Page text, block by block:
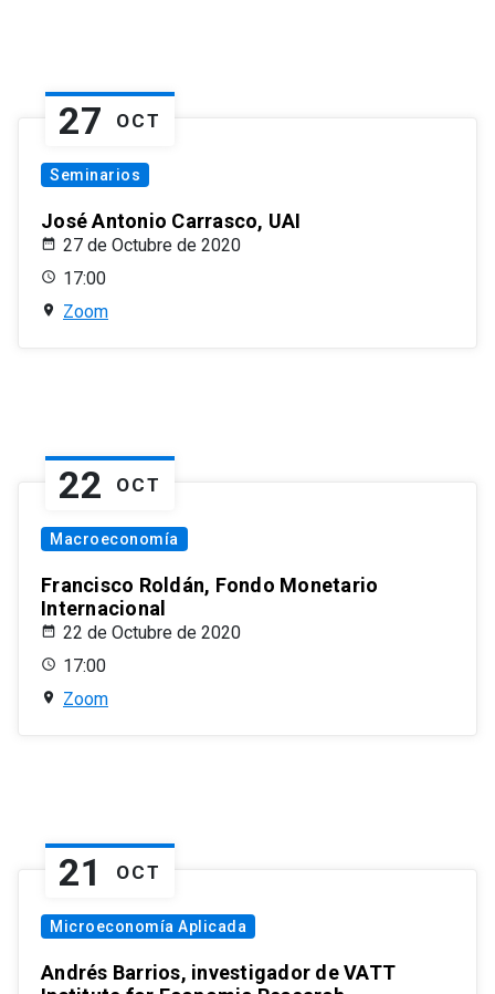
27 OCT
Seminarios
José Antonio Carrasco, UAI
27 de Octubre de 2020
17:00
Zoom
22 OCT
Macroeconomía
Francisco Roldán, Fondo Monetario
Internacional
22 de Octubre de 2020
17:00
Zoom
21 OCT
Microeconomía Aplicada
Andrés Barrios, investigador de VATT